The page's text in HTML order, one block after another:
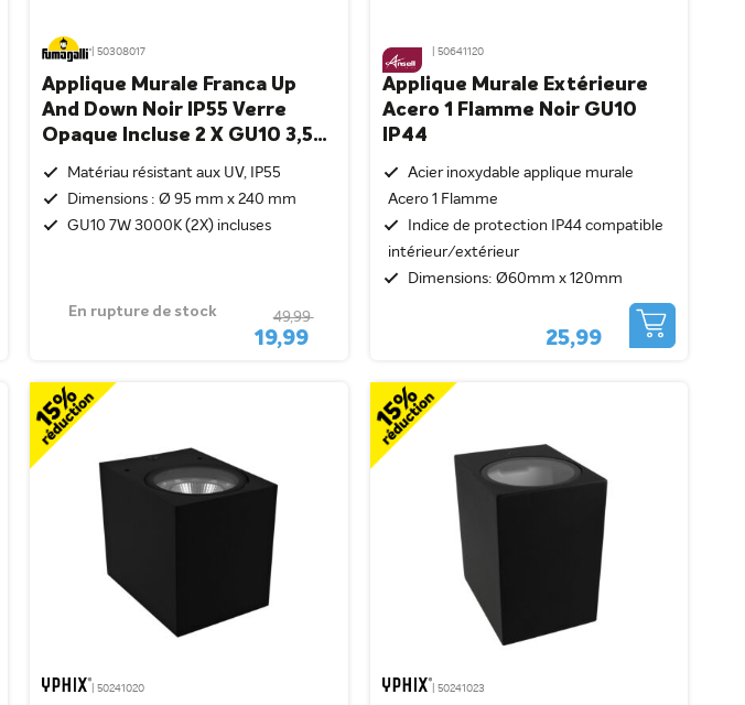
| 50308017
Applique Murale Franca Up
And Down Noir IP55 Verre
Opaque Incluse 2 X GU10 3,5W
Matériau résistant aux UV, IP55
Dimensions : Ø 95 mm x 240 mm
GU10 7W 3000K (2X) incluses
En rupture de stock
19,99
49,99
| 50641120
Applique Murale Extérieure
Acero 1 Flamme Noir GU10
IP44
Acier inoxydable applique murale
Acero 1 Flamme
Indice de protection IP44 compatible
intérieur/extérieur
Dimensions: Ø60mm x 120mm
25,99
| 50241020 | 50241023